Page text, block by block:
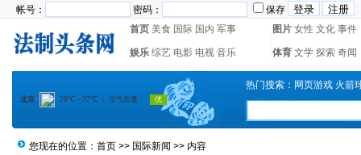
帐号： 密码：
保存
首页 美食 国际 国内 军事 图片 女性 文化 事件
娱乐 综艺 电影 电视 音乐 体育 文学 探索 奇闻
热门搜索： 网页游戏 火箭
您现在的位置： 首页 >> 国际新闻 >> 内容